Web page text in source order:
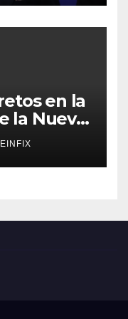
en la
la Nueva